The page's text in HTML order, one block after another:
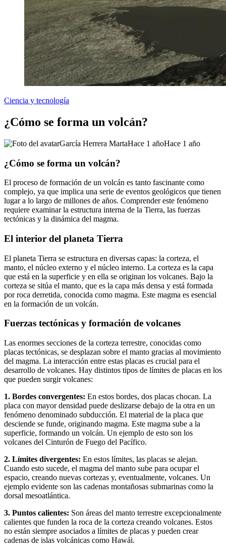
Ciencia y tecnología
¿Cómo se forma un volcán?
García Herrera MartaHace 1 añoHace 1 año
¿Cómo se forma un volcán?
El proceso de formación de un volcán es tanto fascinante como
complejo, ya que implica una serie de eventos geológicos que tienen
lugar a lo largo de millones de años. Comprender este fenómeno
requiere examinar la estructura interna de la Tierra, las fuerzas
tectónicas y la dinámica del magma.
El interior del planeta Tierra
El planeta Tierra se estructura en diversas capas: la corteza, el
manto, el núcleo externo y el núcleo interno. La corteza es la capa
que está en la superficie y en ella se originan los volcanes. Bajo la
corteza se sitúa el manto, que es la capa más densa y está formada
por roca derretida, conocida como magma. Este magma es esencial
en la formación de un volcán.
Fuerzas tectónicas y formación de volcanes
Las enormes secciones de la corteza terrestre, conocidas como
placas tectónicas, se desplazan sobre el manto gracias al movimiento
del magma. La interacción entre estas placas es crucial para el
desarrollo de volcanes. Hay distintos tipos de límites de placas en los
que pueden surgir volcanes:
1. Bordes convergentes: En estos bordes, dos placas chocan. La
placa con mayor densidad puede deslizarse debajo de la otra en un
fenómeno denominado subducción. El material de la placa que
desciende se funde, originando magma. Este magma sube a la
superficie, formando un volcán. Un ejemplo de esto son los
volcanes del Cinturón de Fuego del Pacífico.
2. Límites divergentes: En estos límites, las placas se alejan.
Cuando esto sucede, el magma del manto sube para ocupar el
espacio, creando nuevas cortezas y, eventualmente, volcanes. Un
ejemplo evidente son las cadenas montañosas submarinas como la
dorsal mesoatlántica.
3. Puntos calientes: Son áreas del manto terrestre excepcionalmente
calientes que funden la roca de la corteza creando volcanes. Estos
no están siempre asociados a límites de placas y pueden crear
cadenas de islas volcánicas como Hawái.